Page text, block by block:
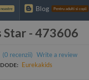
Blog Pentru adulti si copii
Star - 473606
(0 recenzii) Write a review
Eurekakids